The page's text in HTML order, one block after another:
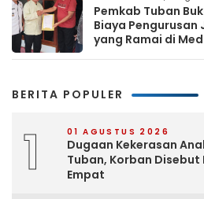
Pemkab Tuban
Biaya Pengurusan
yang Ramai di
BERITA POPULER
1 01 AGUSTUS 2026
Dugaan Kekerasan
Tuban, Korban
Empat